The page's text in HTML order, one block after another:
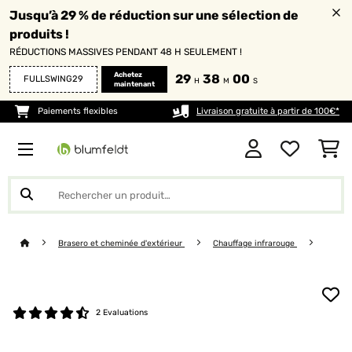
Jusqu’à 29 % de réduction sur une sélection de
produits !
RÉDUCTIONS MASSIVES PENDANT 48 H SEULEMENT !
FULLSWING29
Achetez
maintenant
29 H 38 M 00 S
Paiements flexibles Livraison gratuite à partir de 100€*
Brasero et cheminée d'extérieur Chauffage infrarouge
2 Evaluations